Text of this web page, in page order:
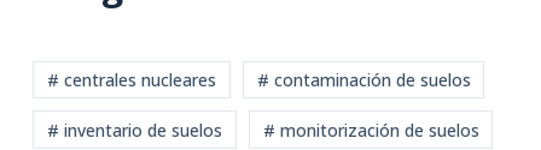
# centrales nucleares # contaminación de suelos
# inventario de suelos # monitorización de suelos